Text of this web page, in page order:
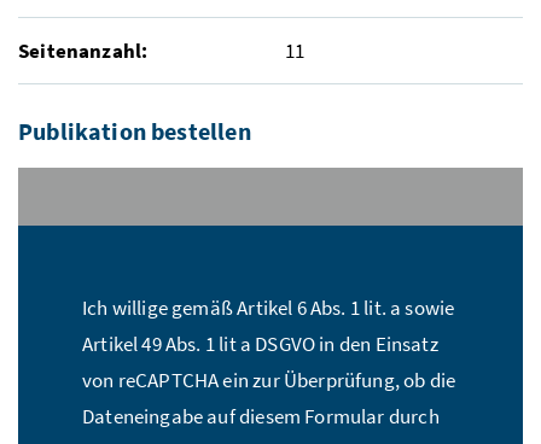
Seitenanzahl: 11
Publikation bestellen
Ich willige gemäß Artikel 6 Abs. 1 lit. a sowie
Artikel 49 Abs. 1 lit a DSGVO in den Einsatz
von reCAPTCHA ein zur Überprüfung, ob die
Dateneingabe auf diesem Formular durch
Name:*